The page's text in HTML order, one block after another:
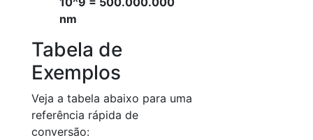
nm
Tabela de
Exemplos
Veja a tabela abaixo para uma
referência rápida de
conversão: